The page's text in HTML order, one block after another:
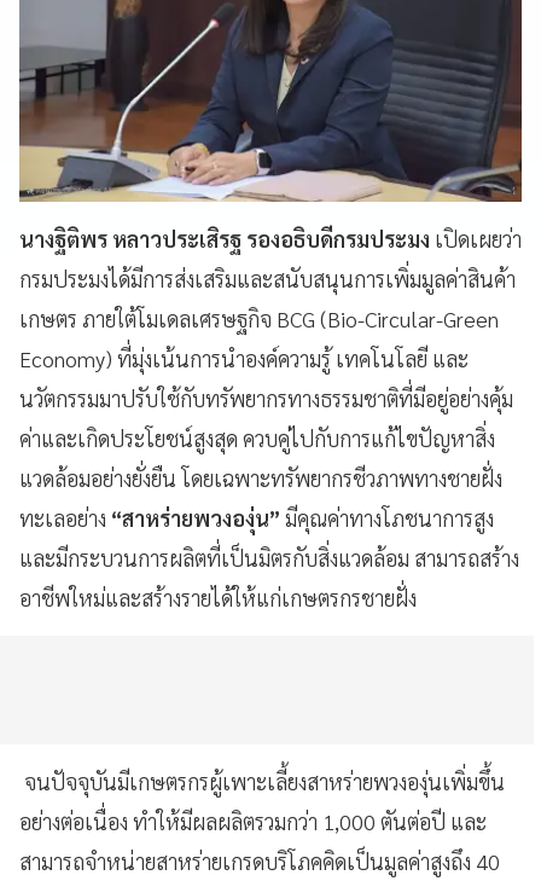
นางฐิติพร หลาวประเสิรฐ รองอธิบดีกรมประมง เปิดเผยว่า
กรมประมงได้มีการส่งเสริมและสนับสนุนการเพิ่มมูลค่าสินค้า
เกษตร ภายใต้โมเดลเศรษฐกิจ BCG (Bio-Circular-Green
Economy) ที่มุ่งเน้นการนำองค์ความรู้ เทคโนโลยี และ
นวัตกรรมมาปรับใช้กับทรัพยากรทางธรรมชาติที่มีอยู่อย่างคุ้ม
ค่าและเกิดประโยชน์สูงสุด ควบคู่ไปกับการแก้ไขปัญหาสิ่ง
แวดล้อมอย่างยั่งยืน โดยเฉพาะทรัพยากรชีวภาพทางชายฝั่ง
ทะเลอย่าง “สาหร่ายพวงองุ่น” มีคุณค่าทางโภชนาการสูง
และมีกระบวนการผลิตที่เป็นมิตรกับสิ่งแวดล้อม สามารถสร้าง
อาชีพใหม่และสร้างรายได้ให้แก่เกษตรกรชายฝั่ง
จนปัจจุบันมีเกษตรกรผู้เพาะเลี้ยงสาหร่ายพวงองุ่นเพิ่มขึ้น
อย่างต่อเนื่อง ทำให้มีผลผลิตรวมกว่า 1,000 ตันต่อปี และ
สามารถจำหน่ายสาหร่ายเกรดบริโภคคิดเป็นมูลค่าสูงถึง 40